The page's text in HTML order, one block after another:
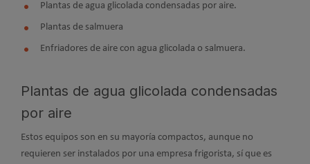
Plantas de agua glicolada condensadas por aire.
Plantas de salmuera
Enfriadores de aire con agua glicolada o salmuera.
Plantas de agua glicolada condensadas
por aire
Estos equipos son en su mayoría compactos, aunque no
requieren ser instalados por una empresa frigorista, sí que es